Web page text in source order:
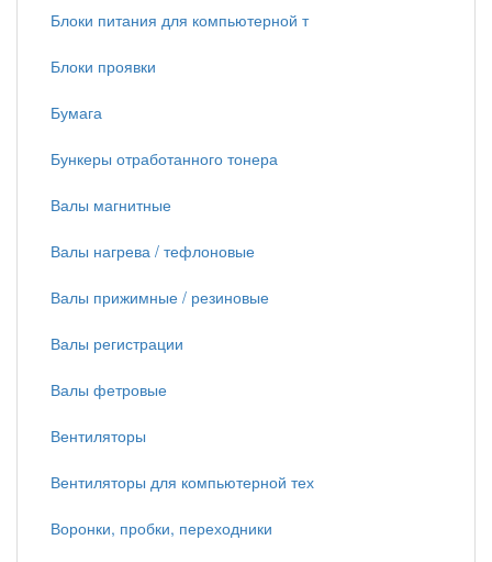
Блоки питания для компьютерной т
Блоки проявки
Бумага
Бункеры отработанного тонера
Валы магнитные
Валы нагрева / тефлоновые
Валы прижимные / резиновые
Валы регистрации
Валы фетровые
Вентиляторы
Вентиляторы для компьютерной тех
Воронки, пробки, переходники